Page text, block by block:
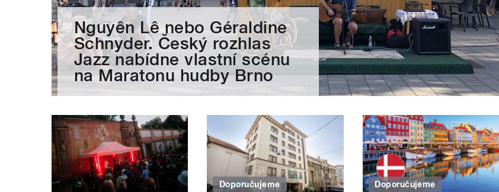
Nguyên Lê nebo Géraldine
Schnyder. Český rozhlas
Jazz nabídne vlastní scénu
na Maratonu hudby Brno
Doporučujeme Doporučujeme